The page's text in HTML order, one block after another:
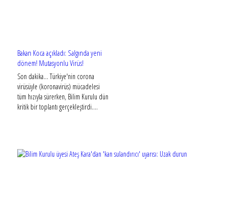
Bakan Koca açıkladı: Salgında yeni
dönem! Mutasyonlu Virüs!
Son dakika... Türkiye'nin corona
virüsüyle (koronavirüs) mücadelesi
tüm hızıyla sürerken, Bilim Kurulu dün
kritik bir toplantı gerçekleştirdi....